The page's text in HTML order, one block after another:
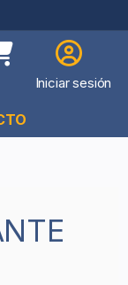
Iniciar sesión